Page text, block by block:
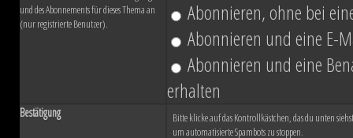
fallen und niemand vermag auch
Planeten aussehen wird....
und des Abonnements für dieses Thema an
(nur registrierte Benutzer).
Abonnieren, ohne bei
Abonnieren und eine E-
Abonnieren und eine
erhalten
Bestätigung
Bitte klicke auf das Kontrollkästchen, das du unten
um automatisierte Spambots zu stoppen.